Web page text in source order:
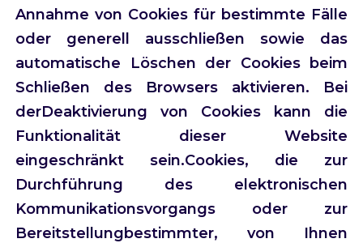
Annahme von Cookies für bestimmte Fälle
oder generell ausschließen sowie das
automatische Löschen der Cookies beim
Schließen des Browsers aktivieren. Bei
derDeaktivierung von Cookies kann die
Funktionalität dieser Website
eingeschränkt sein.Cookies, die zur
Durchführung des elektronischen
Kommunikationsvorgangs oder zur
Bereitstellungbestimmter, von Ihnen